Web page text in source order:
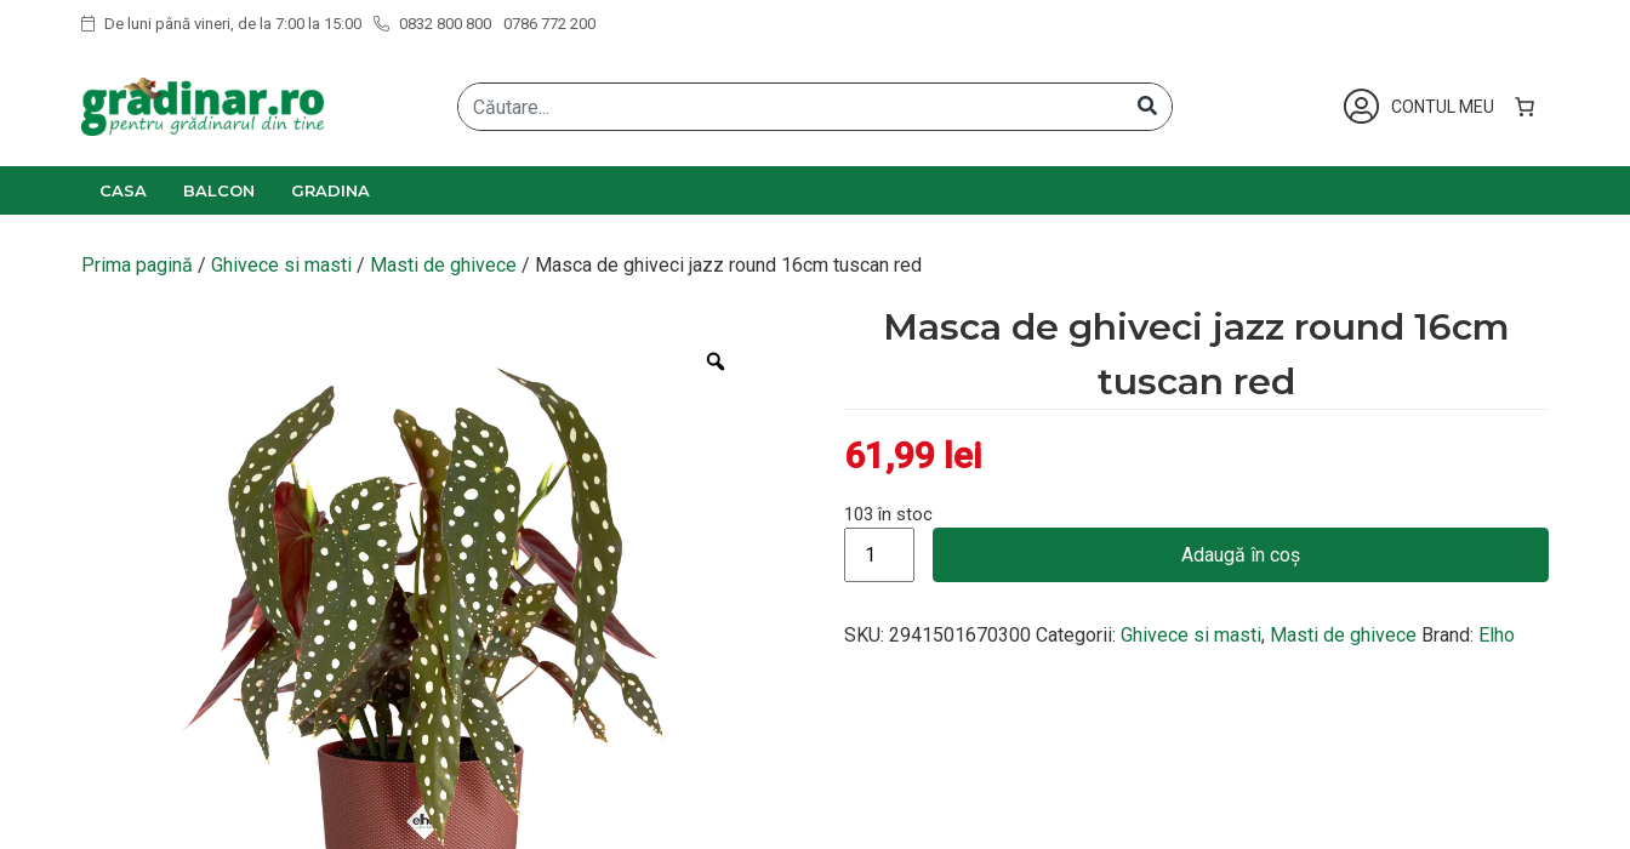
De luni până vineri, de la 7:00 la 15:00 0832 800 800 0786 772 200
CONTUL MEU
CASA BALCON GRADINA
Prima pagină / Ghivece si masti / Masti de ghivece / Masca de ghiveci jazz round 16cm tuscan red
Masca de ghiveci jazz round 16cm
tuscan red
61,99 lei
103 în stoc
Adaugă în coș
SKU:2941501670300 Categorii:Ghivece si masti, Masti de ghivece Brand: Elho